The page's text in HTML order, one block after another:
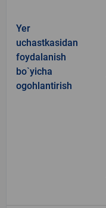
Yer
uchastkasidan
foydalanish
bo`yicha
ogohlantirish